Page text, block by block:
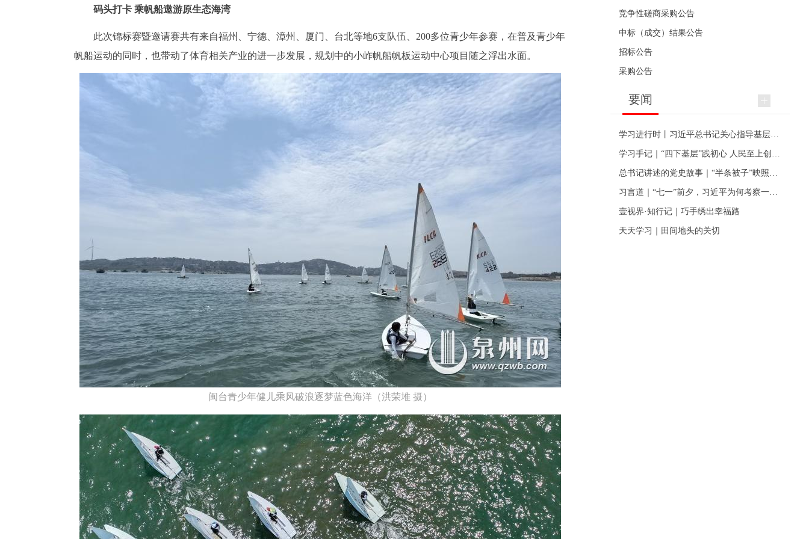
码头打卡 乘帆船遨游原生态海湾
此次锦标赛暨邀请赛共有来自福州、宁德、漳州、厦门、台北等地6支队伍、200多位青少年参赛，在普及青少年
帆船运动的同时，也带动了体育相关产业的进一步发展，规划中的小岞帆船帆板运动中心项目随之浮出水面。
闽台青少年健儿乘风破浪逐梦蓝色海洋（洪荣堆 摄）
竞争性磋商采购公告
中标（成交）结果公告
招标公告
采购公告
要闻
壹视界·知行记｜巧手绣出幸福路
天天学习｜田间地头的关切